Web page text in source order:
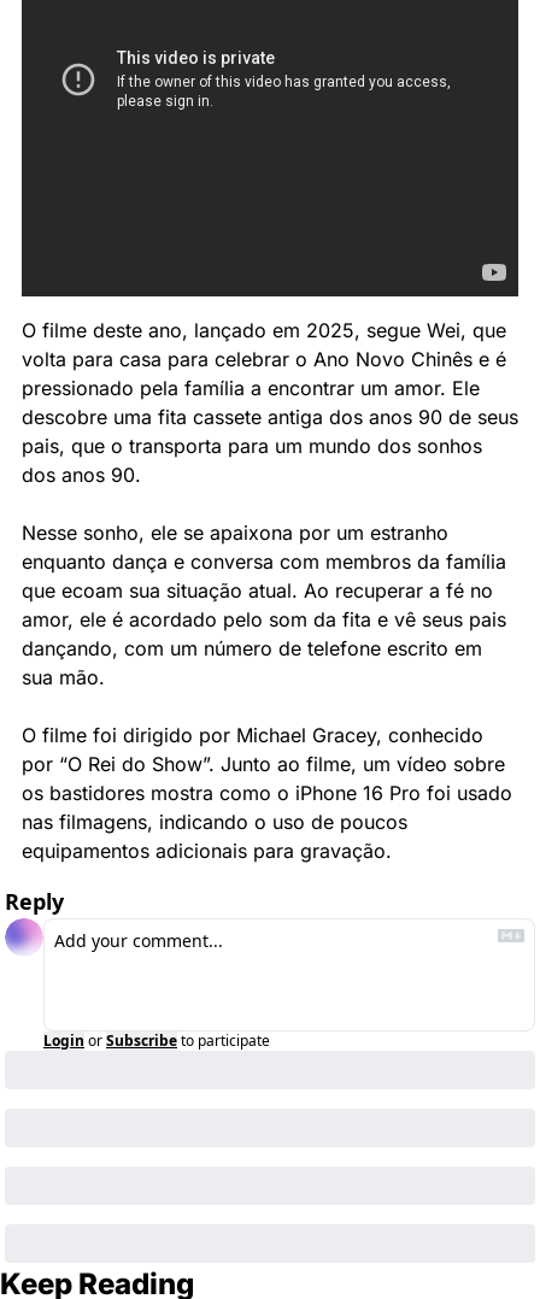
O filme deste ano, lançado em 2025, segue Wei, que
volta para casa para celebrar o Ano Novo Chinês e é
pressionado pela família a encontrar um amor. Ele
descobre uma fita cassete antiga dos anos 90 de seus
pais, que o transporta para um mundo dos sonhos
dos anos 90.
Nesse sonho, ele se apaixona por um estranho
enquanto dança e conversa com membros da família
que ecoam sua situação atual. Ao recuperar a fé no
amor, ele é acordado pelo som da fita e vê seus pais
dançando, com um número de telefone escrito em
sua mão.
O filme foi dirigido por Michael Gracey, conhecido
por “O Rei do Show”. Junto ao filme, um vídeo sobre
os bastidores mostra como o iPhone 16 Pro foi usado
nas filmagens, indicando o uso de poucos
equipamentos adicionais para gravação.
Reply
Login orSubscribeto participate
Keep Reading